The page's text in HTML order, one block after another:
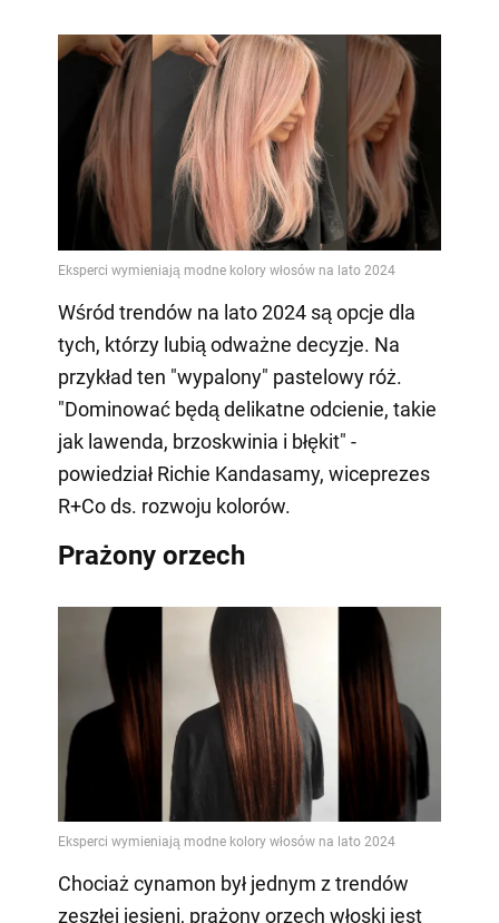
Wśród trendów na lato 2024 są opcje dla
tych, którzy lubią odważne decyzje. Na
przykład ten "wypalony" pastelowy róż.
"Dominować będą delikatne odcienie, takie
jak lawenda, brzoskwinia i błękit" -
powiedział Richie Kandasamy, wiceprezes
R+Co ds. rozwoju kolorów.
Prażony orzech
Chociaż cynamon był jednym z trendów
zeszłej jesieni, prażony orzech włoski jest